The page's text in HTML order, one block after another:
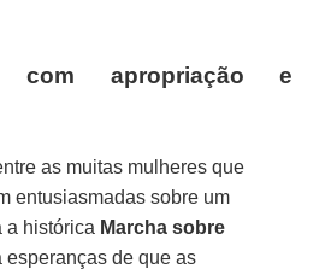
com apropriação e
as muitas mulheres que
entusiasmadas sobre um
a histórica Marcha sobre
esperanças de que as